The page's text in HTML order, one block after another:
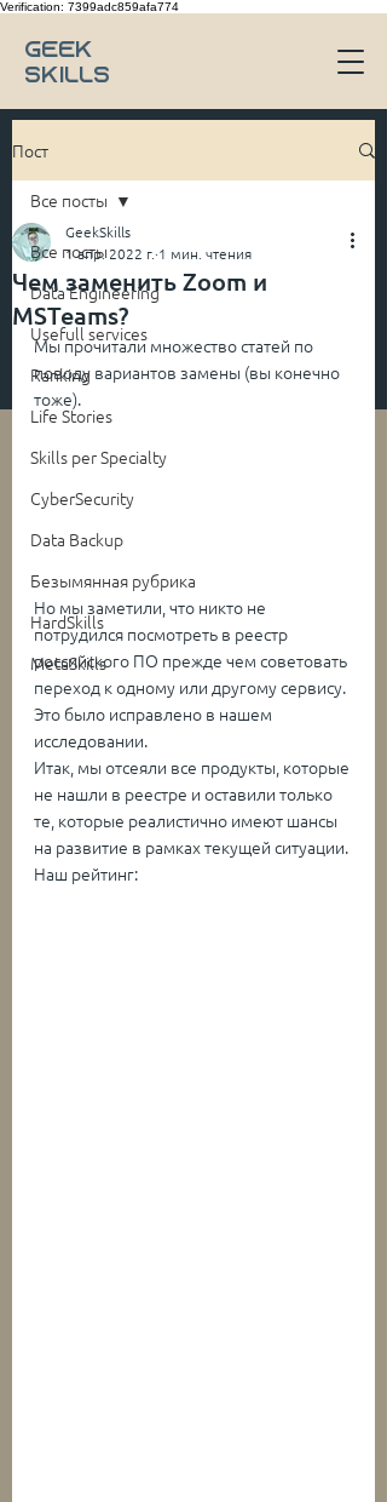
Verification: 7399adc859afa774
Geek
Skills
Пост
Все посты
Data Engineering
Usefull services
Ranking
Life Stories
Skills per Specialty
CyberSecurity
Data Backup
Безымянная рубрика
HardSkills
MetaSkills
Все посты
Чем заменить Zoom и
MSTeams?
GeekSkills
1 апр. 2022 г. 1 мин. чтения
Мы прочитали множество статей по
поводу вариантов замены (вы конечно
тоже).
Но мы заметили, что никто не
потрудился посмотреть в реестр
российского ПО прежде чем советовать
переход к одному или другому сервису.
Это было исправлено в нашем
исследовании.
Итак, мы отсеяли все продукты, которые
не нашли в реестре и оставили только
те, которые реалистично имеют шансы
на развитие в рамках текущей ситуации.
Наш рейтинг: